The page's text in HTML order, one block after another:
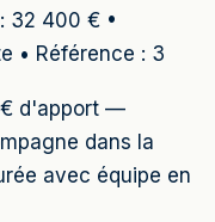
32 400 € •
• Référence : 3
€ d'apport —
dans la
avec équipe en